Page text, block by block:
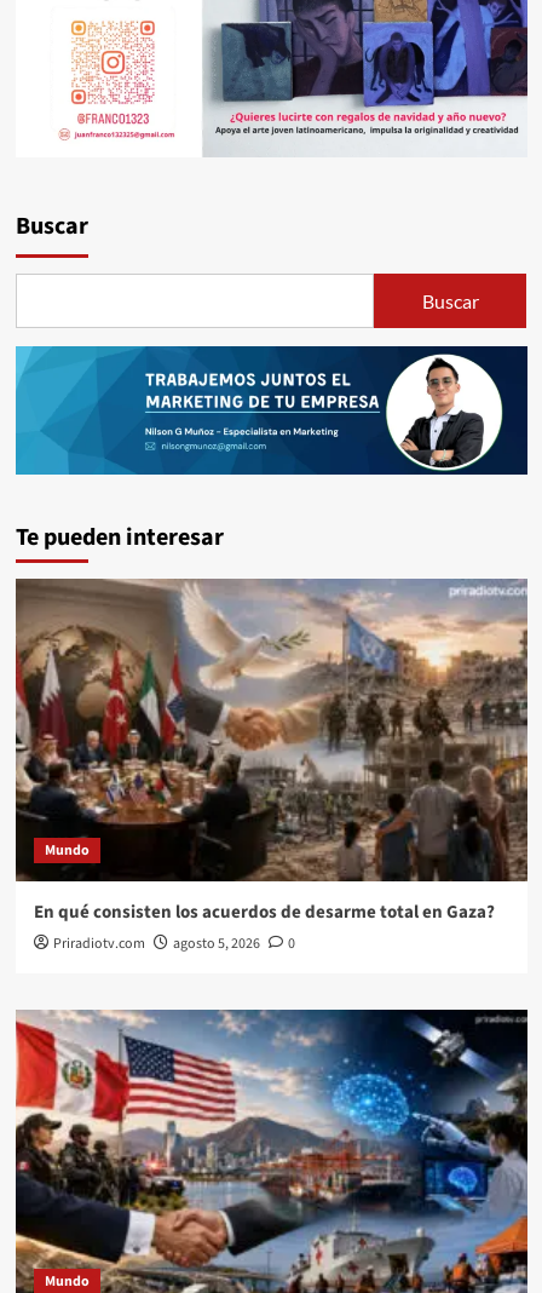
Buscar
Buscar
Te pueden interesar
Mundo
En qué consisten los acuerdos de desarme total en Gaza?
Priradiotv.com agosto 5, 2026 0
Mundo